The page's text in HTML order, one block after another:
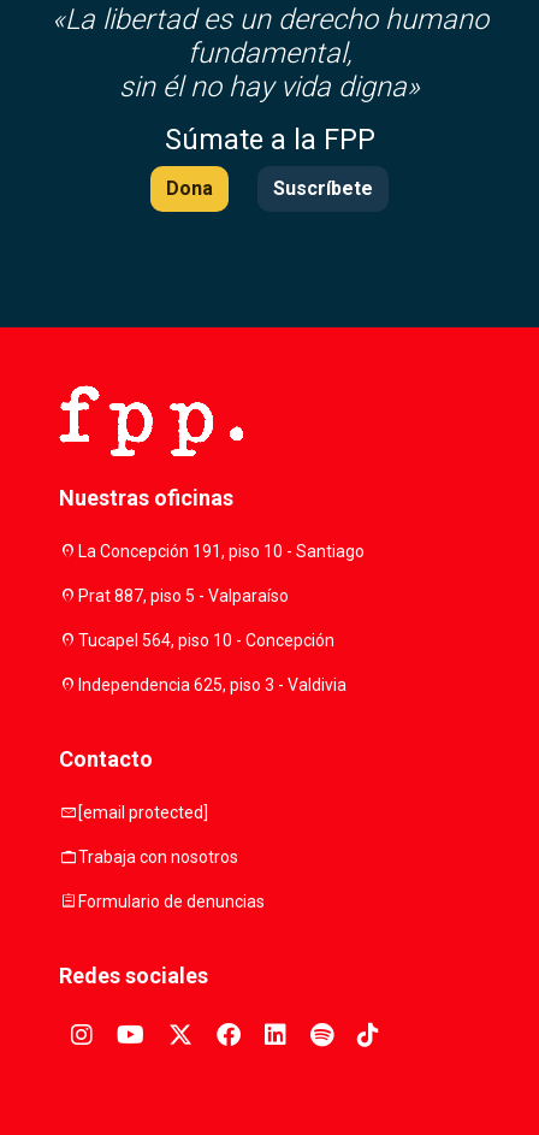
«La libertad es un derecho humano
fundamental,
sin él no hay vida digna»
Súmate a la FPP
Dona Suscríbete
Nuestras oficinas
location_onLa Concepción 191, piso 10 - Santiago
location_onPrat 887, piso 5 - Valparaíso
location_onTucapel 564, piso 10 - Concepción
location_onIndependencia 625, piso 3 - Valdivia
Contacto
mail [email protected]
workTrabaja con nosotros
assignmentFormulario de denuncias
Redes sociales